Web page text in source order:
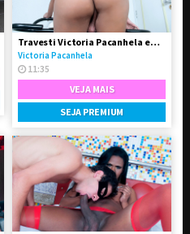
Travesti Victoria Pacanhela em vídeo solo
Victoria Pacanhela
11:35
VEJA MAIS
SEJA PREMIUM